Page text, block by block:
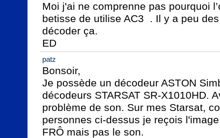
Moi j'ai ne comprenne pas pourquoi
betisse de utilise AC3  . Il y a peu
décoder ça.
ED
patz
Bonsoir,
Je possède un décodeur ASTON
décodeurs STARSAT SR-X1010HD.
problème de son. Sur mes Starsat,
personnes ci-dessus je reçois
FRÔ mais pas le son.